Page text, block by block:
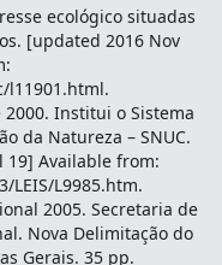
ecológico situadas
[updated 2016 Nov
l11901.html.
2000. Institui o Sistema
da Natureza – SNUC.
19] Available from:
LEIS/L9985.htm.
2005. Secretaria de
Nova Delimitação do
Gerais. 35 pp.